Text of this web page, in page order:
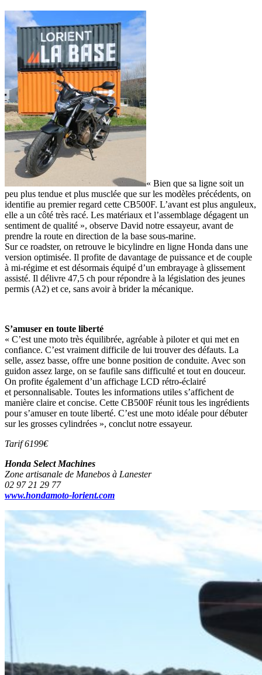
« Bien que sa ligne soit un
peu plus tendue et plus musclée que sur les modèles précédents, on
identifie au premier regard cette CB500F. L’avant est plus anguleux,
elle a un côté très racé. Les matériaux et l’assemblage dégagent un
sentiment de qualité », observe David notre essayeur, avant de
prendre la route en direction de la base sous-marine.
Sur ce roadster, on retrouve le bicylindre en ligne Honda dans une
version optimisée. Il profite de davantage de puissance et de couple
à mi-régime et est désormais équipé d’un embrayage à glissement
assisté. Il délivre 47,5 ch pour répondre à la législation des jeunes
permis (A2) et ce, sans avoir à brider la mécanique.
S’amuser en toute liberté
« C’est une moto très équilibrée, agréable à piloter et qui met en
confiance. C’est vraiment difficile de lui trouver des défauts. La
selle, assez basse, offre une bonne position de conduite. Avec son
guidon assez large, on se faufile sans difficulté et tout en douceur.
On profite également d’un affichage LCD rétro-éclairé
et personnalisable. Toutes les informations utiles s’affichent de
manière claire et concise. Cette CB500F réunit tous les ingrédients
pour s’amuser en toute liberté. C’est une moto idéale pour débuter
sur les grosses cylindrées », conclut notre essayeur.
Tarif 6199€
Honda Select Machines
Zone artisanale de Manebos à Lanester
02 97 21 29 77
www.hondamoto-lorient.com